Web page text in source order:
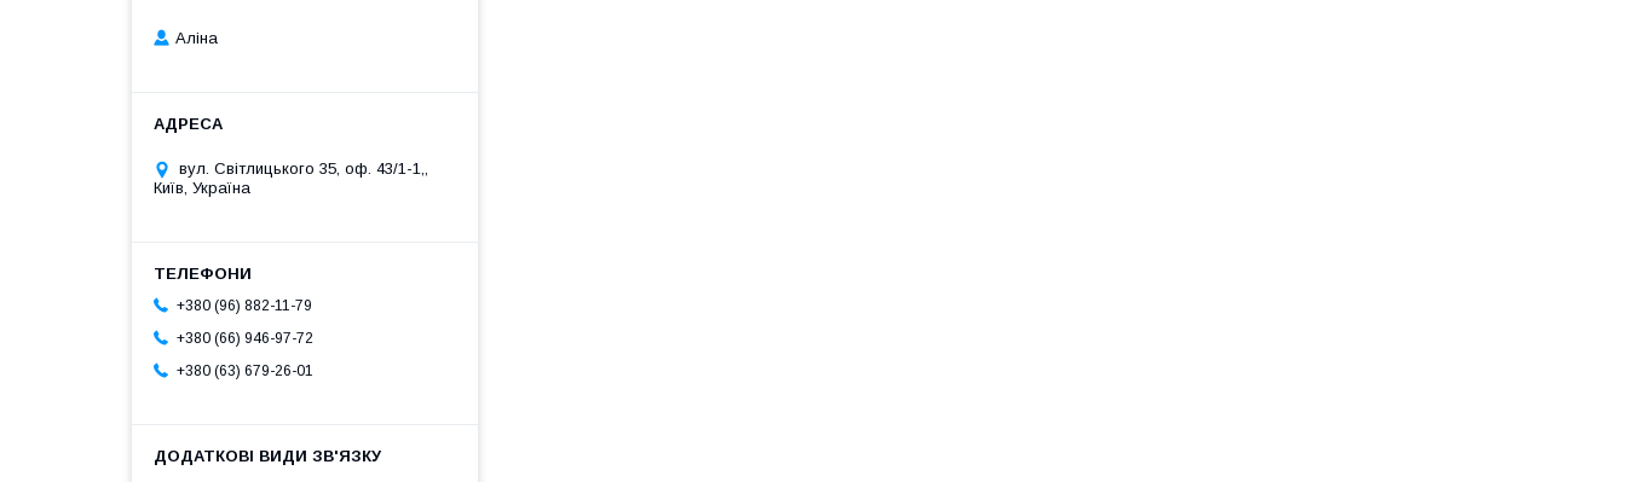
Аліна
вул. Світлицького 35, оф. 43/1-1,,
Київ, Україна
+380 (96) 882-11-79
+380 (66) 946-97-72
+380 (63) 679-26-01